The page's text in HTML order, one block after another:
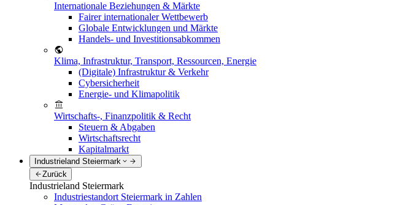
Internationale Beziehungen & Märkte
Fairer internationaler Wettbewerb
Globale Entwicklungen und Märkte
Handels- und Investitionsabkommen
Klima, Infrastruktur, Transport, Ressourcen, Energie
(Digitale) Infrastruktur & Verkehr
Cybersicherheit
Energie- und Klimapolitik
Wirtschafts-, Finanzpolitik & Recht
Steuern & Abgaben
Wirtschaftsrecht
Kapitalmarkt
Industrieland Steiermark
Zurück
Industrieland Steiermark
Industriestandort Steiermark in Zahlen